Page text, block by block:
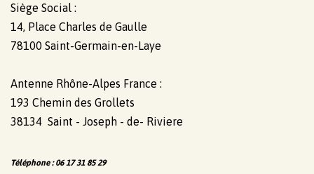
Siège Social :
14, Place Charles de Gaulle
78100 Saint-Germain-en-Laye
Antenne Rhône-Alpes France :
193 Chemin des Grollets
38134 Saint - Joseph - de- Riviere
Téléphone : 06 17 31 85 29